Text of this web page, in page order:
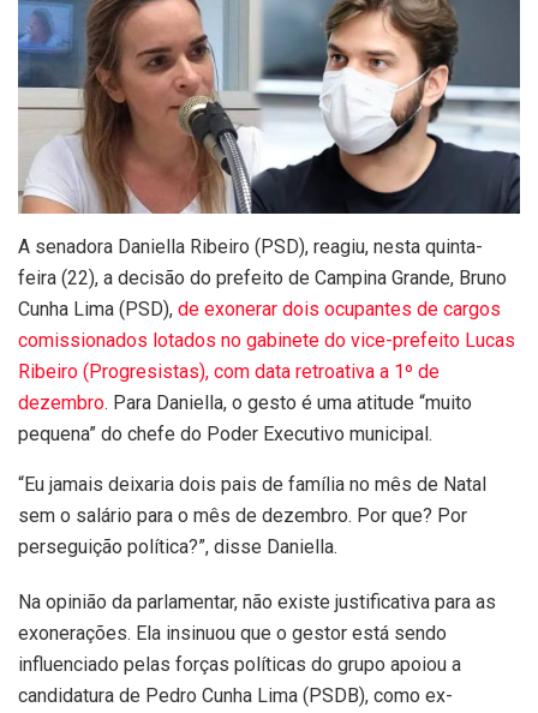
A senadora Daniella Ribeiro (PSD), reagiu, nesta quinta-
feira (22), a decisão do prefeito de Campina Grande, Bruno
Cunha Lima (PSD), de exonerar dois ocupantes de cargos
comissionados lotados no gabinete do vice-prefeito Lucas
Ribeiro (Progresistas), com data retroativa a 1º de
dezembro. Para Daniella, o gesto é uma atitude “muito
pequena” do chefe do Poder Executivo municipal.
“Eu jamais deixaria dois pais de família no mês de Natal
sem o salário para o mês de dezembro. Por que? Por
perseguição política?”, disse Daniella.
Na opinião da parlamentar, não existe justificativa para as
exonerações. Ela insinuou que o gestor está sendo
influenciado pelas forças políticas do grupo apoiou a
candidatura de Pedro Cunha Lima (PSDB), como ex-